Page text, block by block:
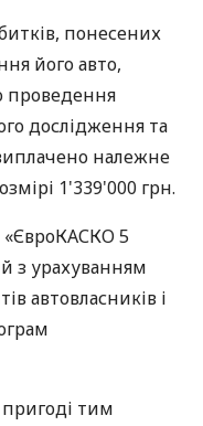
понесених
його авто,
проведення
дослідження та
належне
1'339'000 грн.
«ЄвроКАСКО 5
з урахуванням
автовласників і
пригоді тим